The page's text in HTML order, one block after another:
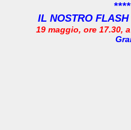
IL NOSTRO
19 maggio, ore 17.30,